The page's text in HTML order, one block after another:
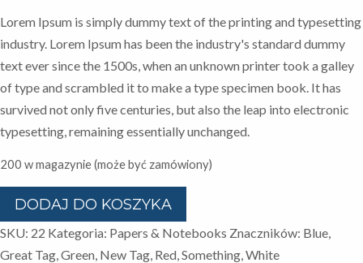
Lorem Ipsum is simply dummy text of the printing and typesetting
industry. Lorem Ipsum has been the industry's standard dummy
text ever since the 1500s, when an unknown printer took a galley
of type and scrambled it to make a type specimen book. It has
survived not only five centuries, but also the leap into electronic
typesetting, remaining essentially unchanged.
200 w magazynie (może być zamówiony)
ilość
Colored
Papers
DODAJ DO KOSZYKA
SKU: 22 Kategoria: Papers & Notebooks Znaczników: Blue,
Great Tag,Green, New Tag, Red,Something,White